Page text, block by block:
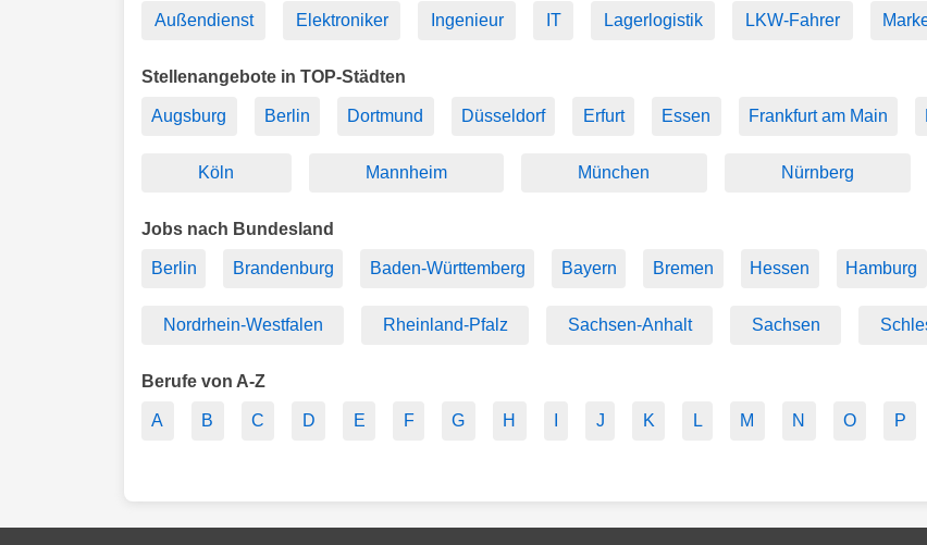
Außendienst Elektroniker Ingenieur IT Lagerlogistik LKW-Fahrer
Stellenangebote in TOP-Städten
Augsburg Berlin Dortmund Düsseldorf Erfurt Essen Frankfurt am Main
Köln Mannheim München Nürnberg
Jobs nach Bundesland
Berlin Brandenburg Baden-Württemberg Bayern Bremen Hessen Hamburg
Nordrhein-Westfalen Rheinland-Pfalz Sachsen-Anhalt Sachsen
Berufe von A-Z
A B C D E F G H J K L M N O P